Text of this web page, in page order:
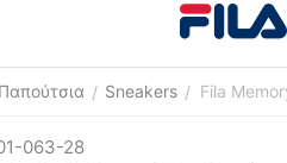
/ Sneakers / Fila
063-28